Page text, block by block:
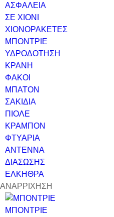
ΑΣΦΑΛΕΙΑ
ΣΕ ΧΙΟΝΙ
ΧΙΟΝΟΡΑΚΕΤΕΣ
ΜΠΟΝΤΡΙΕ
ΥΔΡΟΔΟΤΗΣΗ
ΚΡΑΝΗ
ΦΑΚΟΙ
ΜΠΑΤΟΝ
ΣΑΚΙΔΙΑ
ΠΙΟΛΕ
ΚΡΑΜΠΟΝ
ΦΤΥΑΡΙΑ
ΑΝΤΕΝΝΑ
ΔΙΑΣΩΣΗΣ
ΕΛΚΗΘΡΑ
ΑΝΑΡΡΙΧΗΣΗ
ΜΠΟΝΤΡΙΕ